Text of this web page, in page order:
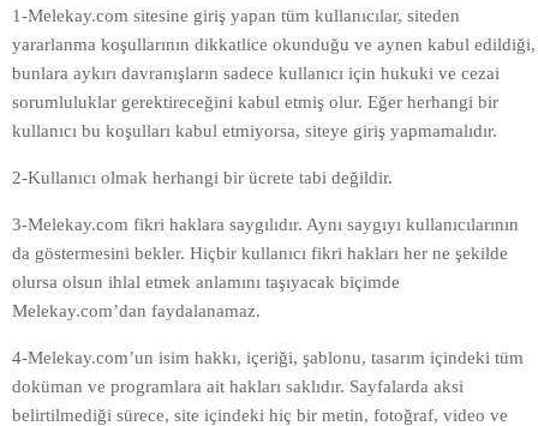
1-Melekay.com sitesine giriş yapan tüm kullanıcılar, siteden
yararlanma koşullarının dikkatlice okunduğu ve aynen kabul edildiği,
bunlara aykırı davranışların sadece kullanıcı için hukuki ve cezai
sorumluluklar gerektireceğini kabul etmiş olur. Eğer herhangi bir
kullanıcı bu koşulları kabul etmiyorsa, siteye giriş yapmamalıdır.
2-Kullanıcı olmak herhangi bir ücrete tabi değildir.
3-Melekay.com fikri haklara saygılıdır. Aynı saygıyı kullanıcılarının
da göstermesini bekler. Hiçbir kullanıcı fikri hakları her ne şekilde
olursa olsun ihlal etmek anlamını taşıyacak biçimde
Melekay.com’dan faydalanamaz.
4-Melekay.com’un isim hakkı, içeriği, şablonu, tasarım içindeki tüm
doküman ve programlara ait hakları saklıdır. Sayfalarda aksi
belirtilmediği sürece, site içindeki hiç bir metin, fotoğraf, video ve